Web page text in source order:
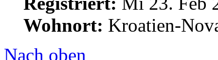
Wohnort: Kroatien-
Nach oben